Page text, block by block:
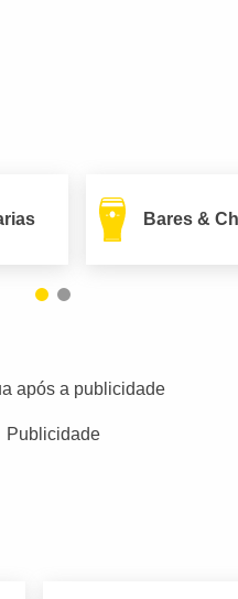
Bares &
após a publicidade
Publicidade